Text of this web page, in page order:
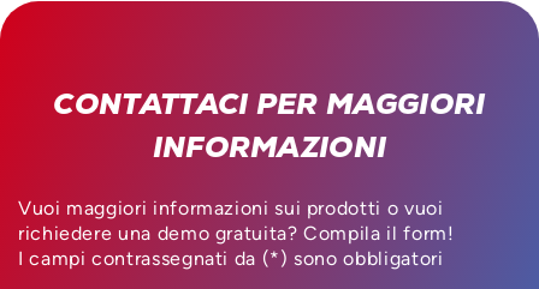
CONTATTACI PER MAGGIORI
INFORMAZIONI
Vuoi maggiori informazioni sui prodotti o vuoi
richiedere una demo gratuita? Compila il form!
I campi contrassegnati da (*) sono obbligatori